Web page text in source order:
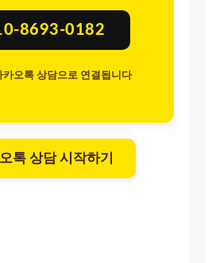
8693-0182
오톡 상담으로 연결됩니다
톡 상담 시작하기